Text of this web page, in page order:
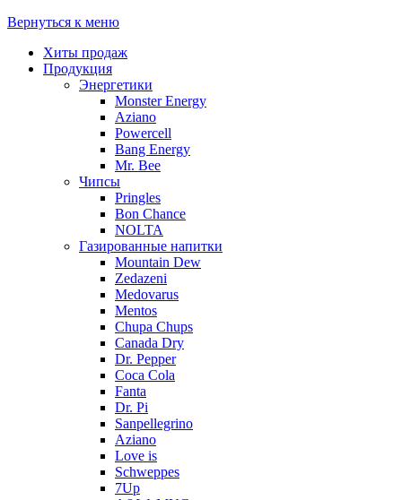
Вернуться к меню
Хиты продаж
Продукция
Энергетики
Monster Energy
Aziano
Powercell
Bang Energy
Mr. Bee
Чипсы
Pringles
Bon Chance
NOLTA
Газированные напитки
Mountain Dew
Zedazeni
Medovarus
Mentos
Chupa Chups
Canada Dry
Dr. Pepper
Coca Cola
Fanta
Dr. Pi
Sanpellegrino
Aziano
Love is
Schweppes
7Up